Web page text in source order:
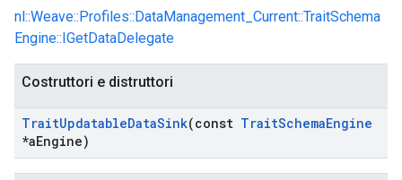
nl::Weave::Profiles::DataManagement_Current::TraitSchema
Engine::IGetDataDelegate
Costruttori e distruttori
TraitUpdatableDataSink(const TraitSchemaEngine
*aEngine)